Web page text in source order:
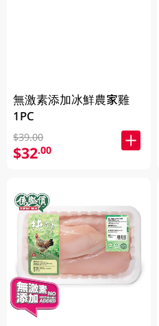
無激素添加冰鮮農家雞
1PC
$39.00
$32.00